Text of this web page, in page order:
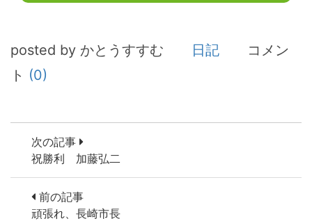
posted by かとうすすむ 日記
コメン
ト (0)
次の記事
祝勝利 加藤弘二
前の記事
頑張れ、長崎市長